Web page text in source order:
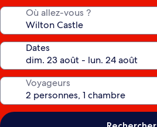
Où allez-vous ?
Dates
Voyageurs